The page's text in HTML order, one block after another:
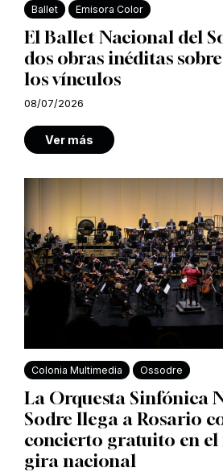
Ballet Emisora Color
El Ballet Nacional del
dos obras inéditas
los vínculos
08/07/2026
Ver más
Colonia Multimedia Ossodre
La Orquesta Sinfónica
Sodre llega a Rosario
concierto gratuito en el
gira nacional